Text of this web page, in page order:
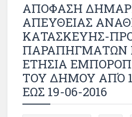
ΑΠΟΦΑΣΗ
ΑΠΕΥΘΕΙΑΣ
ΚΑΤΑΣΚΕΥΗΣ-
ΠΑΡΑΠΗΓΜΑΤΩΝ
ΕΤΗΣΙΑ
ΤΟΥ ΔΗΜΟΥ ΑΠΌ
ΕΩΣ 19-06-2016